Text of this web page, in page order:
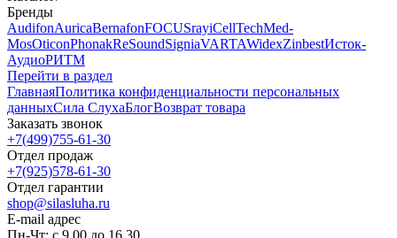
Бренды
AudifonAuricaBernafonFOCUSrayiCellTechMed-
MosOticonPhonakReSoundSigniaVARTAWidexZinbestИсток-
АудиоРИТМ
Перейти в раздел
ГлавнаяПолитика конфиденциальности персональных
данныхСила СлухаБлогВозврат товара
Заказать звонок
+7(499)755-61-30
Отдел продаж
+7(925)578-61-30
Отдел гарантии
shop@silasluha.ru
E-mail адрес
Пн-Чт: с 9.00 до 16.30